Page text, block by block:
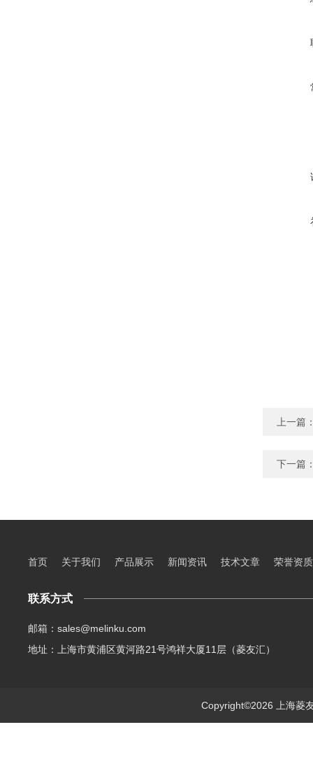
上一篇
下一篇
首页 关于我们 产品展示 新闻资讯 技术文章 荣誉资质
联系方式
邮箱：sales@melinku.com
地址：上海市黄浦区黄河路21号鸿祥大厦11层（菱友汇）
Copyright©2026 上海菱